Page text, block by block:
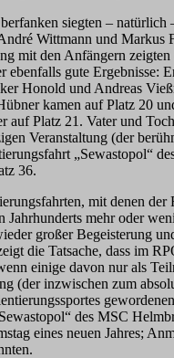
siegten – natürlich
Wittmann und Markus
mit den Anfängern
ebenfalls gute Ergebnisse:
Honold und Andreas
kamen auf Platz 20
auf Platz 21. Vater und
Veranstaltung (der
„Sewastopol“
36.
mit denen der
Jahrhunderts mehr oder
großer Begeisterung
die Tatsache, dass im
einige davon nur als
(der inzwischen zum
des MSC
eines neuen Jahres;